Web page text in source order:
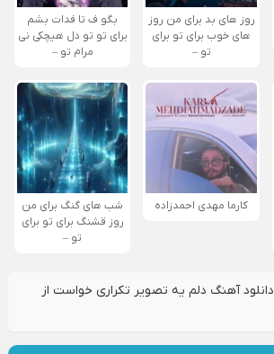
روز های بد برای من روز
های خوب برای تو برای
تو –
بگو ف تا فدات بشم
برای تو تو دل هیچکی نی
مرام تو –
کارما مهدی احمدزاده
شب های گنگ برای من
روز قشنگ برای تو برای
تو –
دانلود آهنگ دلم یه تصویر تکراری خواست از